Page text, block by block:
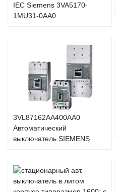
IEC Siemens 3VA5170-
1MU31-0AA0
3VL87162AA400AA0
Автоматический
выключатель SIEMENS